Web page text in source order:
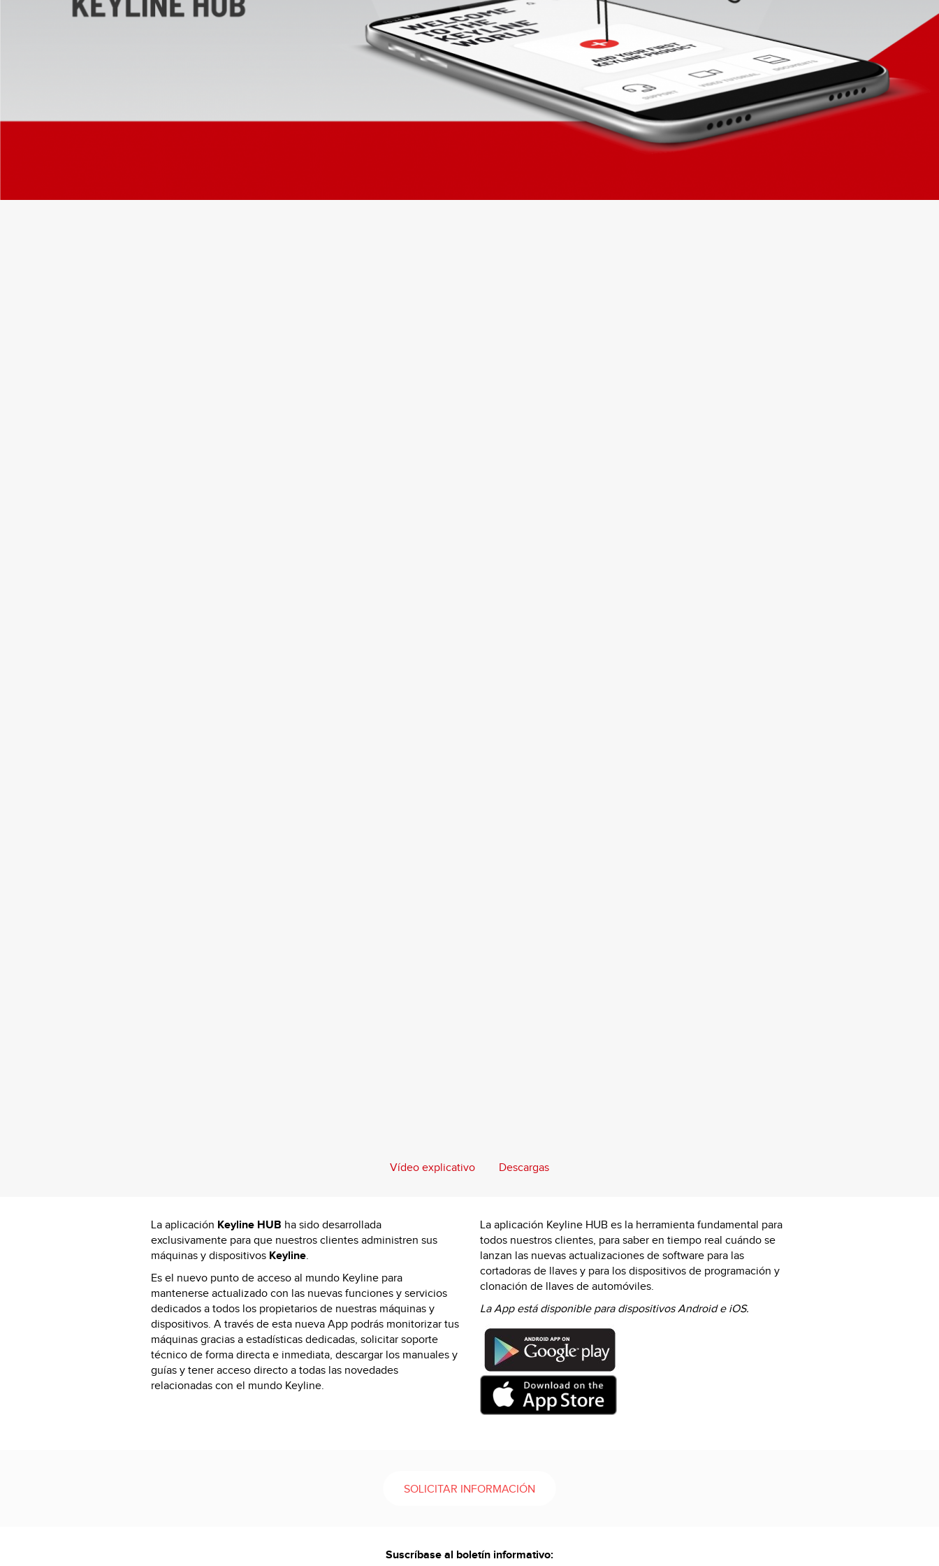
Vídeo explicativo Descargas
La aplicación Keyline HUB ha sido desarrollada
exclusivamente para que nuestros clientes administren sus
máquinas y dispositivos Keyline.
Es el nuevo punto de acceso al mundo Keyline para
mantenerse actualizado con las nuevas funciones y servicios
dedicados a todos los propietarios de nuestras máquinas y
dispositivos. A través de esta nueva App podrás monitorizar tus
máquinas gracias a estadísticas dedicadas, solicitar soporte
técnico de forma directa e inmediata, descargar los manuales y
guías y tener acceso directo a todas las novedades
relacionadas con el mundo Keyline.
La aplicación Keyline HUB es la herramienta fundamental para
todos nuestros clientes, para saber en tiempo real cuándo se
lanzan las nuevas actualizaciones de software para las
cortadoras de llaves y para los dispositivos de programación y
clonación de llaves de automóviles.
La App está disponible para dispositivos Android e iOS.
SOLICITAR INFORMACIÓN
Suscríbase al boletín informativo: